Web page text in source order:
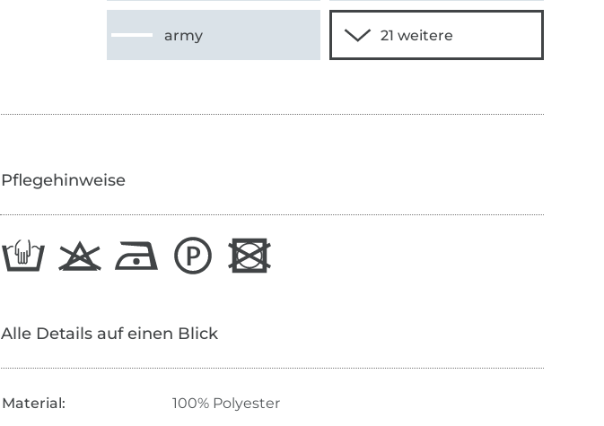
army
Pflegehinweise
Alle Details auf einen Blick
Material:
100% Polyester